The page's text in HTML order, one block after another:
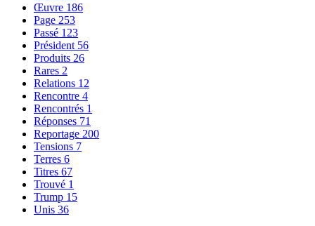
Œuvre 186
Page 253
Passé 123
Président 56
Produits 26
Rares 2
Relations 12
Rencontre 4
Rencontrés 1
Réponses 71
Reportage 200
Tensions 7
Terres 6
Titres 67
Trouvé 1
Trump 15
Unis 36